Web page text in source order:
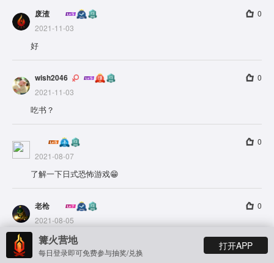
篝火营地
每日登录即可免费参与抽奖/兑换
打开APP
废渣
2021-11-03
0
好
wish2046
2021-11-03
0
吃书？
2021-08-07
0
了解一下日式恐怖游戏😁
老枪
2021-08-05
0
我感觉放生莲更可能是麻生邦彦的转世